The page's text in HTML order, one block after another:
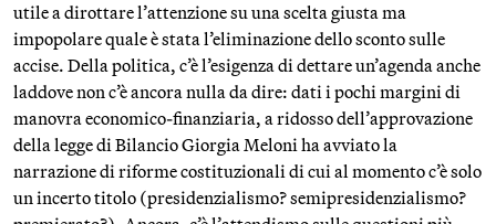
utile a dirottare l’attenzione su una scelta giusta ma
impopolare quale è stata l’eliminazione dello sconto sulle
accise. Della politica, c’è l’esigenza di dettare un’agenda anche
laddove non c’è ancora nulla da dire: dati i pochi margini di
manovra economico-finanziaria, a ridosso dell’approvazione
della legge di Bilancio Giorgia Meloni ha avviato la
narrazione di riforme costituzionali di cui al momento c’è solo
un incerto titolo (presidenzialismo? semipresidenzialismo?